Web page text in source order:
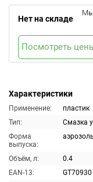
Характеристики
Применение:
пластик
Тип:
Смазка
Форма
выпуска:
аэрозоль
Объём, л:
0.4
EAN-13:
GT70930
Нет на складе
Мы
Посмотреть